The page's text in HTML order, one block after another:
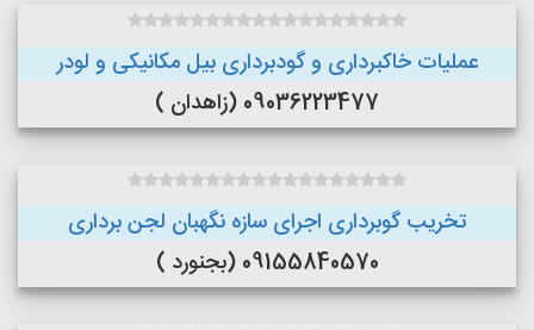
عملیات خاکبرداری و گودبرداری بیل مکانیکی و لودر
09036223477 (زاهدان )
تخریب گوبرداری اجرای سازه نگهبان لجن برداری
09155840570 (بجنورد )